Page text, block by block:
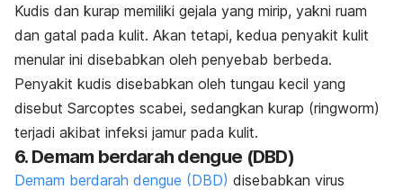
Kudis dan kurap memiliki gejala yang mirip, yakni ruam
dan gatal pada kulit. Akan tetapi, kedua penyakit kulit
menular ini disebabkan oleh penyebab berbeda.
Penyakit kudis disebabkan oleh tungau kecil yang
disebut Sarcoptes scabei, sedangkan kurap (ringworm)
terjadi akibat infeksi jamur pada kulit.
6. Demam berdarah dengue (DBD)
Demam berdarah dengue (DBD) disebabkan virus